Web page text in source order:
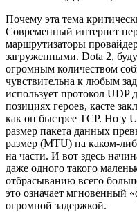
Почему эта тема
Современный интернет
маршрутизаторы
загруженными. Dota 2,
огромным количеством
чувствительна к любым
использует протокол
позициях героев, касте
как он быстрее TCP. Но у
размер пакета данных
размер (MTU) на каком-
на части. И вот здесь
даже одного такого
отбрасыванию всего
это означает мгновенный
огромной задержкой.